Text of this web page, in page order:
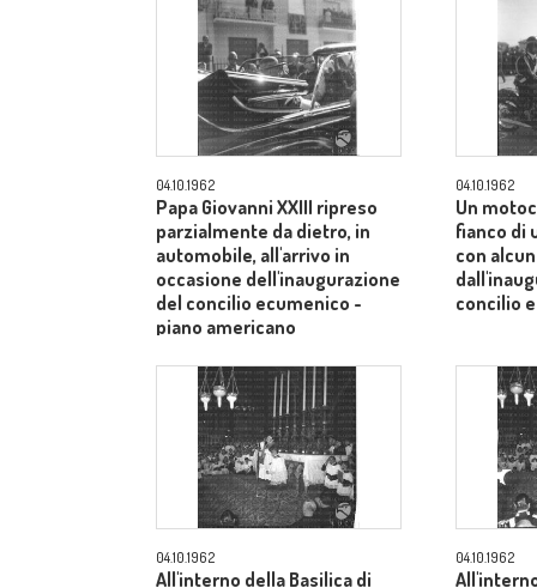
04.10.1962
Papa Giovanni XXIII ripreso
parzialmente da dietro, in
automobile, all'arrivo in
occasione dell'inaugurazione
del concilio ecumenico -
piano americano
04.10.1962
Un
fianco di
con
concilio
04.10.1962
All'interno della Basilica di
04.10.1962